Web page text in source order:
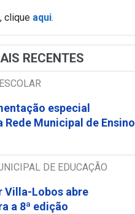
clique aqui.
RECENTES
especial
Rede Municipal de Ensino
DE EDUCAÇÃO
Villa-Lobos abre
a 8ª edição